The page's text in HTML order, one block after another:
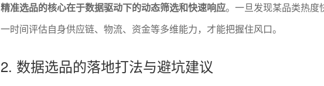
精准选品的核心在于数据驱动下的动态筛选和快速响应。一旦发现某品类热度
一时间评估自身供应链、物流、资金等多维能力，才能把握住风口。
2. 数据选品的落地打法与避坑建议